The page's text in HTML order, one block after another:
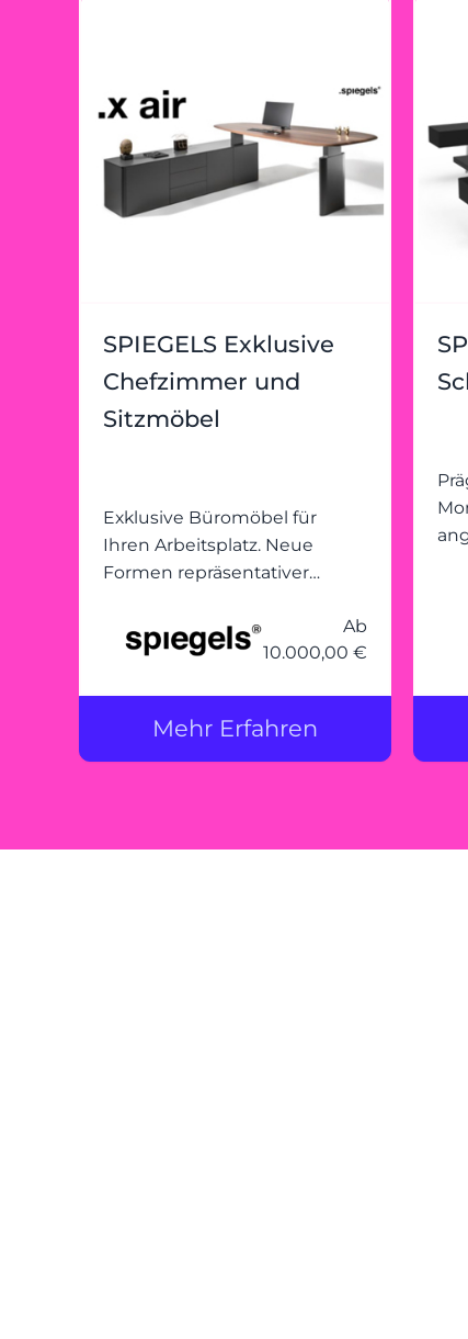
SPIEGELS Exklusive
Chefzimmer und
Sitzmöbel
Exklusive Büromöbel für
Ihren Arbeitsplatz. Neue
Formen repräsentativer
Ab
10.000,00 €
Mehr Erfahren